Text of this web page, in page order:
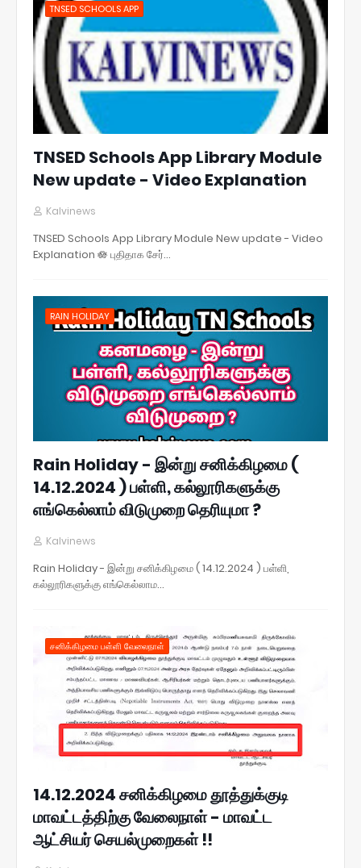
TNSED SCHOOLS APP
TNSED Schools App Library Module
New update - Video Explanation
Kalvinews
TNSED Schools App Library Module New update - Video
Explanation 🪷 புதிதாக சேர்…
RAIN HOLIDAY
Rain Holiday - இன்று சனிக்கிழமை (
14.12.2024 ) பள்ளி, கல்லூரிகளுக்கு
எங்கெல்லாம் விடுமுறை தெரியுமா ?
Kalvinews
Rain Holiday - இன்று சனிக்கிழமை ( 14.12.2024 ) பள்ளி,
கல்லூரிகளுக்கு எங்கெல்லாம…
சனிக்கிழமை பள்ளி வேலைநாள்
14.12.2024 சனிக்கிழமை தூத்துக்குடி
மாவட்டத்திற்கு வேலைநாள் - மாவட்ட
ஆட்சியர் செயல்முறைகள் !!